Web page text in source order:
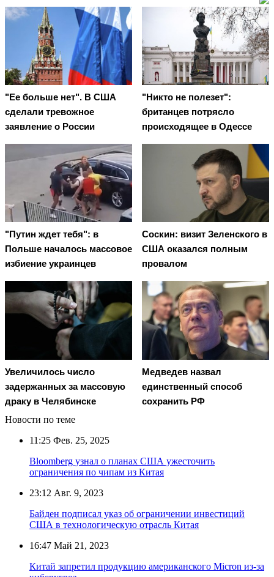
"Ее больше нет". В США
сделали тревожное
заявление о России
"Никто не полезет":
британцев потрясло
происходящее в Одессе
"Путин ждет тебя": в
Польше началось массовое
избиение украинцев
Соскин: визит Зеленского в
США оказался полным
провалом
Увеличилось число
задержанных за массовую
драку в Челябинске
Медведев назвал
единственный способ
сохранить РФ
Новости по теме
11:25 Фев. 25, 2025
Bloomberg узнал о планах США ужесточить
ограничения по чипам из Китая
23:12 Авг. 9, 2023
Байден подписал указ об ограничении инвестиций
США в технологическую отрасль Китая
16:47 Май 21, 2023
Китай запретил продукцию американского Micron из-за